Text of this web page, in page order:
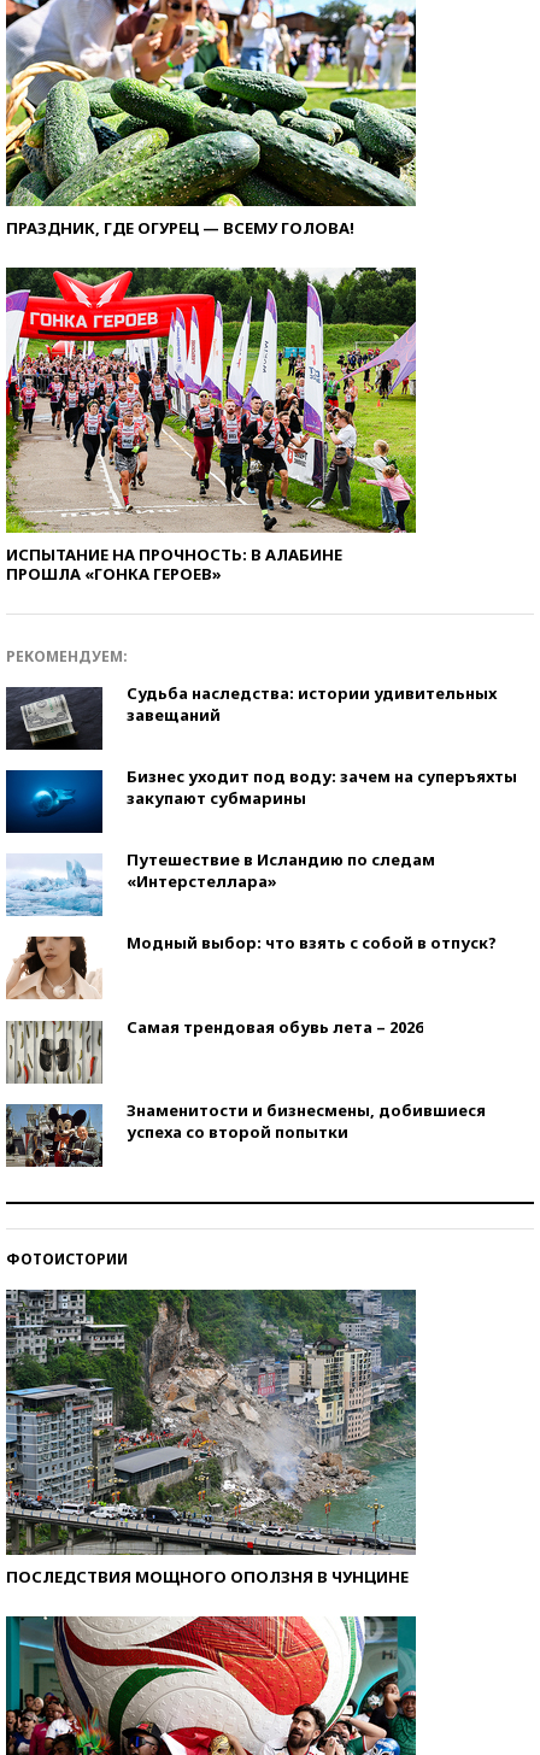
ПРАЗДНИК, ГДЕ ОГУРЕЦ — ВСЕМУ ГОЛОВА!
ИСПЫТАНИЕ НА ПРОЧНОСТЬ: В АЛАБИНЕ
ПРОШЛА «ГОНКА ГЕРОЕВ»
РЕКОМЕНДУЕМ:
Судьба наследства: истории удивительных
завещаний
Бизнес уходит под воду: зачем на суперъяхты
закупают субмарины
Путешествие в Исландию по следам
«Интерстеллара»
Модный выбор: что взять с собой в отпуск?
Самая трендовая обувь лета – 2026
Знаменитости и бизнесмены, добившиеся
успеха со второй попытки
ФОТОИСТОРИИ
ПОСЛЕДСТВИЯ МОЩНОГО ОПОЛЗНЯ В ЧУНЦИНЕ